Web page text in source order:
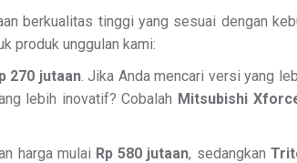
berkualitas tinggi yang sesuai dengan
produk unggulan kami:
270 jutaan. Jika Anda mencari versi yang
lebih inovatif? Cobalah Mitsubishi
harga mulai Rp 580 jutaan, sedangkan